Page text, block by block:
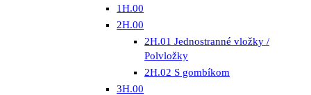
1H.00
2H.00
2H.01 Jednostranné vložky /
Polvložky
2H.02 S gombíkom
3H.00